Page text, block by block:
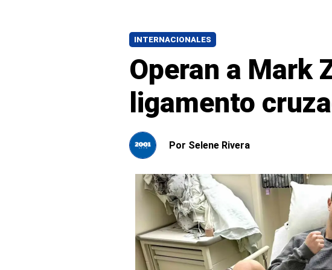
INTERNACIONALES
Operan a Mark
ligamento
Por Selene Rivera